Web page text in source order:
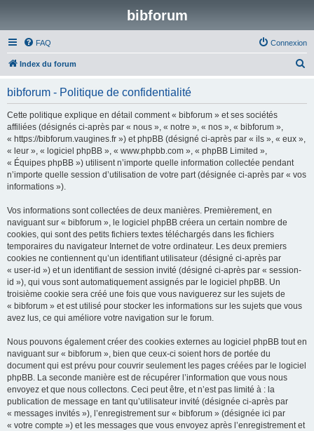
bibforum
FAQ Connexion
Index du forum
bibforum - Politique de confidentialité
Cette politique explique en détail comment « bibforum » et ses sociétés
affiliées (désignés ci-après par « nous », « notre », « nos », « bibforum »,
« https://bibforum.vaugines.fr ») et phpBB (désigné ci-après par « ils », « eux »,
« leur », « logiciel phpBB », « www.phpbb.com », « phpBB Limited »,
« Équipes phpBB ») utilisent n’importe quelle information collectée pendant
n’importe quelle session d’utilisation de votre part (désignée ci-après par « vos
informations »).
Vos informations sont collectées de deux manières. Premièrement, en
naviguant sur « bibforum », le logiciel phpBB créera un certain nombre de
cookies, qui sont des petits fichiers textes téléchargés dans les fichiers
temporaires du navigateur Internet de votre ordinateur. Les deux premiers
cookies ne contiennent qu’un identifiant utilisateur (désigné ci-après par
« user-id ») et un identifiant de session invité (désigné ci-après par « session-
id »), qui vous sont automatiquement assignés par le logiciel phpBB. Un
troisième cookie sera créé une fois que vous naviguerez sur les sujets de
« bibforum » et est utilisé pour stocker les informations sur les sujets que vous
avez lus, ce qui améliore votre navigation sur le forum.
Nous pouvons également créer des cookies externes au logiciel phpBB tout en
naviguant sur « bibforum », bien que ceux-ci soient hors de portée du
document qui est prévu pour couvrir seulement les pages créées par le logiciel
phpBB. La seconde manière est de récupérer l’information que vous nous
envoyez et que nous collectons. Ceci peut être, et n’est pas limité à : la
publication de message en tant qu’utilisateur invité (désignée ci-après par
« messages invités »), l’enregistrement sur « bibforum » (désignée ici par
« votre compte ») et les messages que vous envoyez après l’enregistrement et